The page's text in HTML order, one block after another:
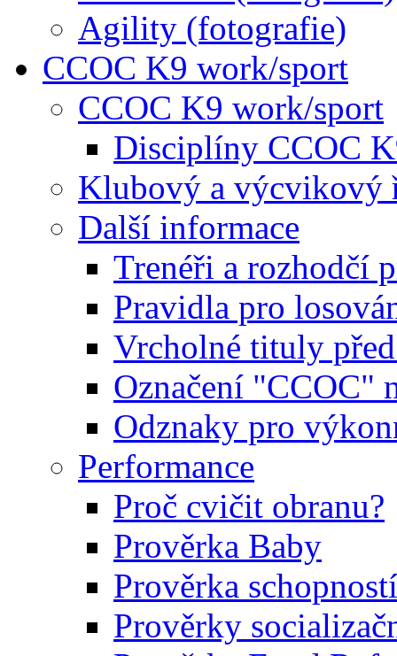
Agility (fotografie)
CCOC K9 work/sport
CCOC K9 work/sport
Disciplíny CCOC
Klubový a výcvikový
Další informace
Trenéři a rozhodčí
Pravidla pro
Vrcholné tituly
Označení "CCOC"
Odznaky pro
Performance
Proč cvičit obranu?
Prověrka Baby
Prověrka
Prověrky